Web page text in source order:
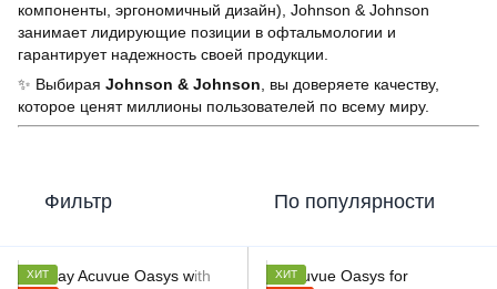
компоненты, эргономичный дизайн), Johnson & Johnson
занимает лидирующие позиции в офтальмологии и
гарантирует надежность своей продукции.
✨ Выбирая Johnson & Johnson, вы доверяете качеству,
которое ценят миллионы пользователей по всему миру.
Фильтр По популярности
ХИТ
ХИТ